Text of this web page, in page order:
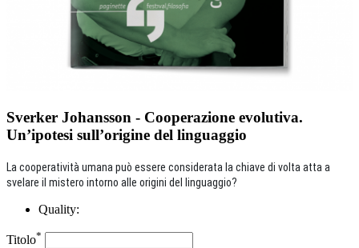
Sverker Johansson - Cooperazione evolutiva.
Un’ipotesi sull’origine del linguaggio
La cooperatività umana può essere considerata la chiave di volta atta a
svelare il mistero intorno alle origini del linguaggio?
Quality:
Titolo*